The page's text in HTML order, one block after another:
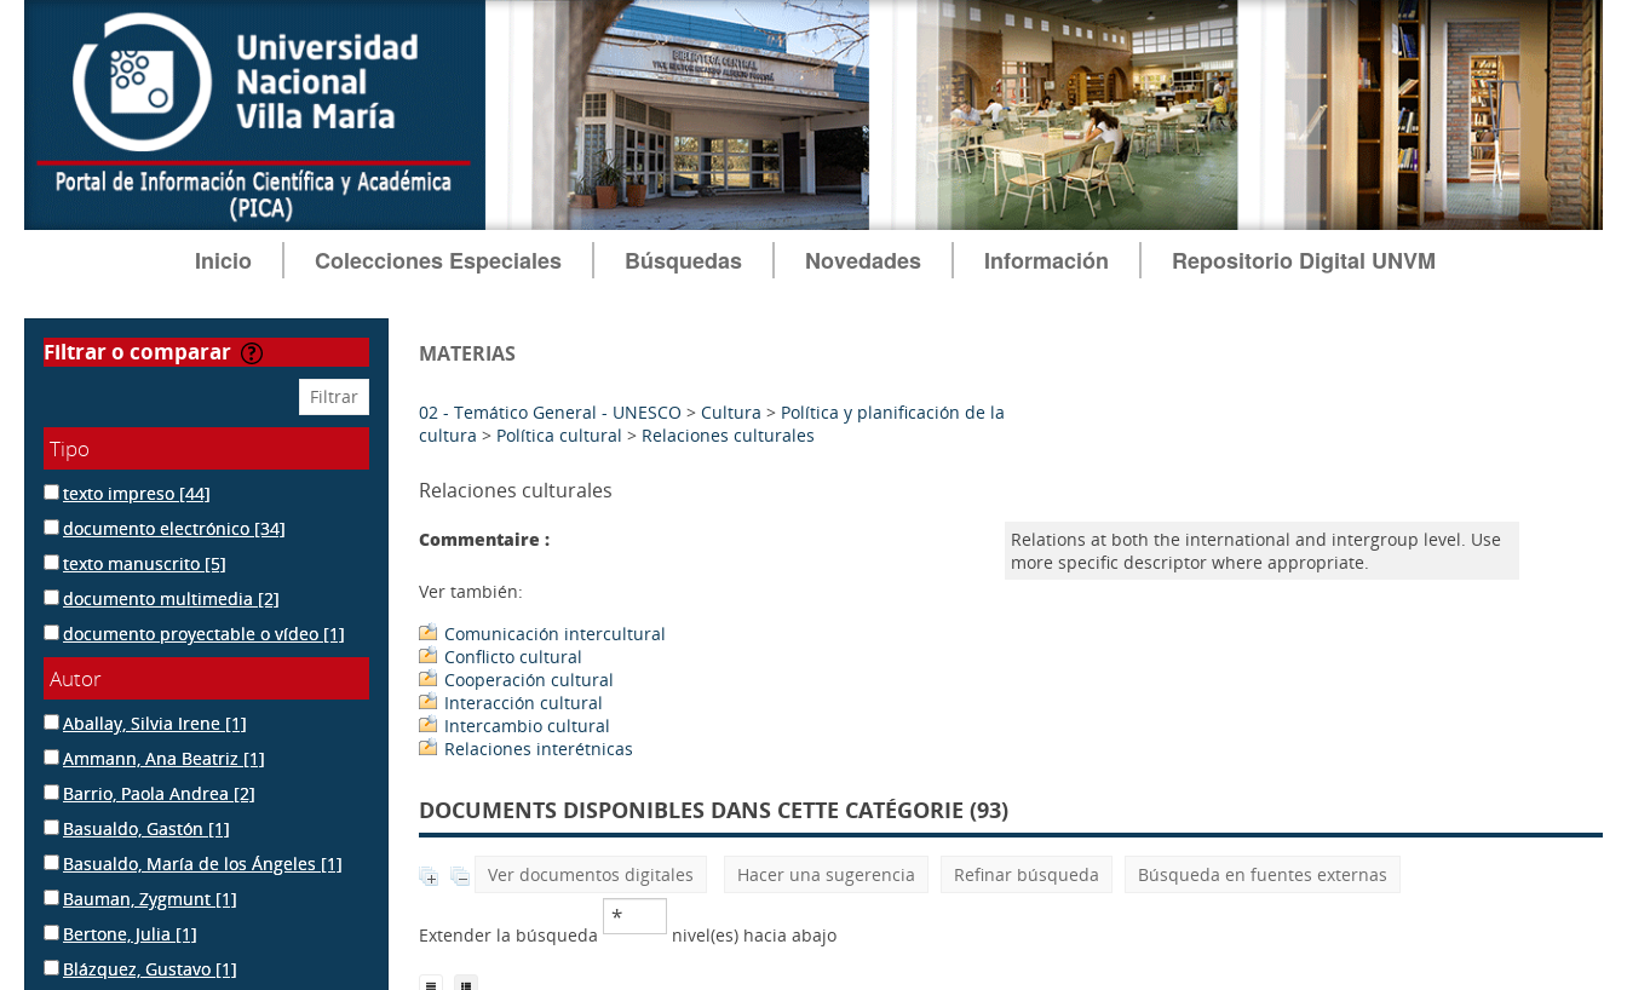
Inicio Colecciones Especiales Búsquedas Novedades Información Repositorio Digital UNVM
filtrar o comparar
Tipo
texto impreso [44]
documento electrónico [34]
texto manuscrito [5]
documento multimedia [2]
documento proyectable o vídeo [1]
Autor
Aballay, Silvia Irene [1]
Ammann, Ana Beatriz [1]
Barrio, Paola Andrea [2]
Basualdo, Gastón [1]
Basualdo, María de los Ángeles [1]
Bauman, Zygmunt [1]
Bertone, Julia [1]
Blázquez, Gustavo [1]
MATERIAS
02 - Temático General - UNESCO > Cultura > Política y planificación de la
cultura > Política cultural > Relaciones culturales
Relaciones culturales
Commentaire :
Relations at both the international and intergroup level. Use
more specific descriptor where appropriate.
Ver también:
Comunicación intercultural
Conflicto cultural
Cooperación cultural
Interacción cultural
Intercambio cultural
Relaciones interétnicas
DOCUMENTS DISPONIBLES DANS CETTE CATÉGORIE (93)
Ver documentos digitales Hacer una sugerencia Refinar búsqueda Búsqueda en fuentes externas
Extender la búsqueda nivel(es) hacia abajo